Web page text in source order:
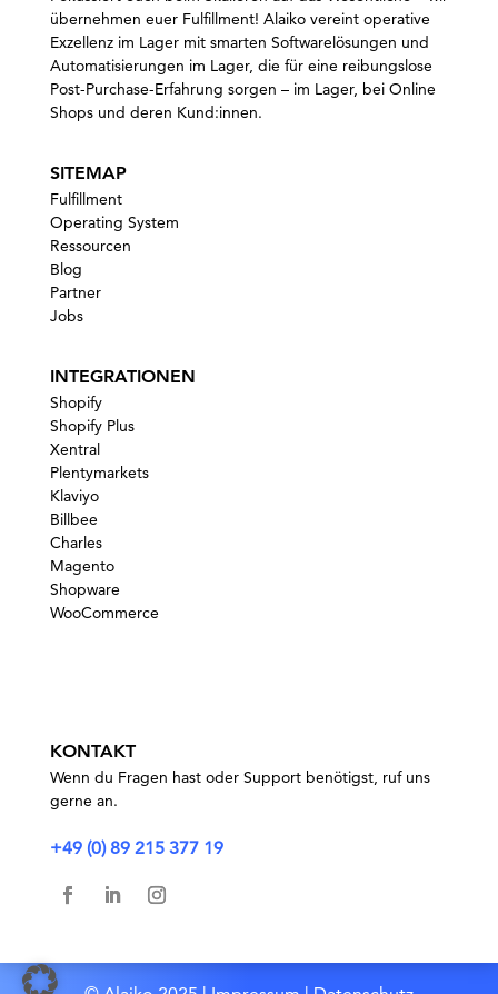
übernehmen euer Fulfillment! Alaiko vereint operative
Exzellenz im Lager mit smarten Softwarelösungen und
Automatisierungen im Lager, die für eine reibungslose
Post-Purchase-Erfahrung sorgen – im Lager, bei Online
Shops und deren Kund:innen.
SITEMAP
Fulfillment
Operating System
Ressourcen
Blog
Partner
Jobs
INTEGRATIONEN
Shopify
Shopify Plus
Xentral
Plentymarkets
Klaviyo
Billbee
Charles
Magento
Shopware
WooCommerce
KONTAKT
Wenn du Fragen hast oder Support benötigst, ruf uns
gerne an.
+49 (0) 89 215 377 19